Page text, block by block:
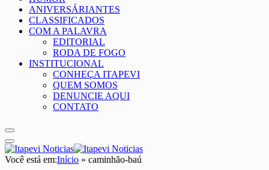
ANIVERSÁRIANTES
CLASSIFICADOS
COM A PALAVRA
EDITORIAL
RODA DE FOGO
INSTITUCIONAL
CONHEÇA ITAPEVI
QUEM SOMOS
DENUNCIE AQUI
CONTATO
Você está em:Início » caminhão-baú